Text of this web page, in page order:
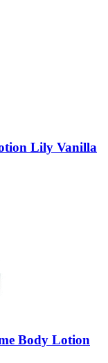
Lily Vanilla
Body Lotion